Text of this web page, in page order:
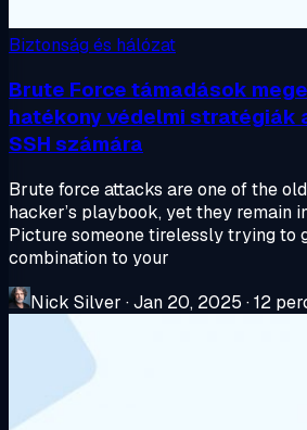
Biztonság és hálózat
Brute Force támadások
hatékony védelmi stratégiák
SSH számára
Brute force attacks are one of the
hacker’s playbook, yet they remain
Picture someone tirelessly trying to
combination to your
Nick Silver ·Jan 20, 2025 ·12